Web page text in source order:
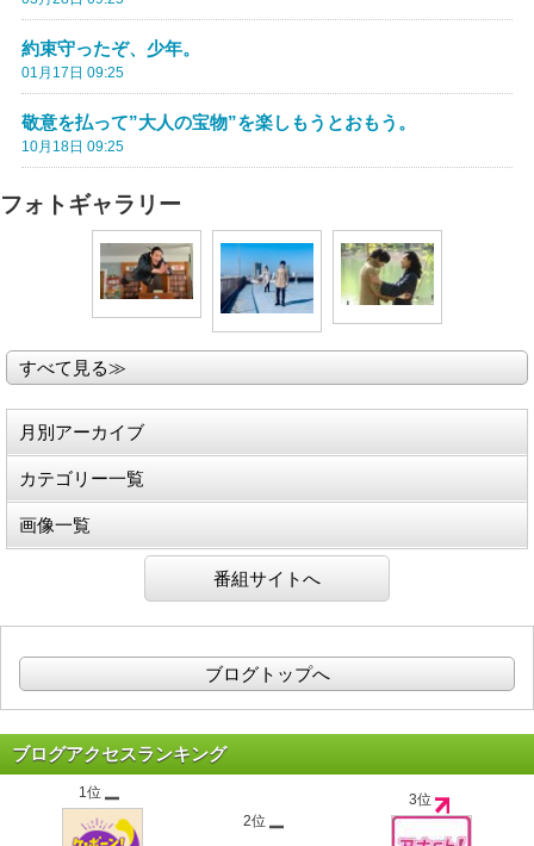
約束守ったぞ、少年。
01月17日 09:25
敬意を払って”大人の宝物”を楽しもうとおもう。
10月18日 09:25
フォトギャラリー
すべて見る≫
月別アーカイブ
カテゴリー一覧
画像一覧
番組サイトへ
ブログトップへ
ブログアクセスランキング
1位
2位
3位